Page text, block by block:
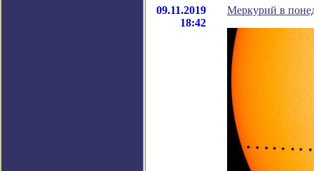
09.11.2019
18:42
Меркурий в